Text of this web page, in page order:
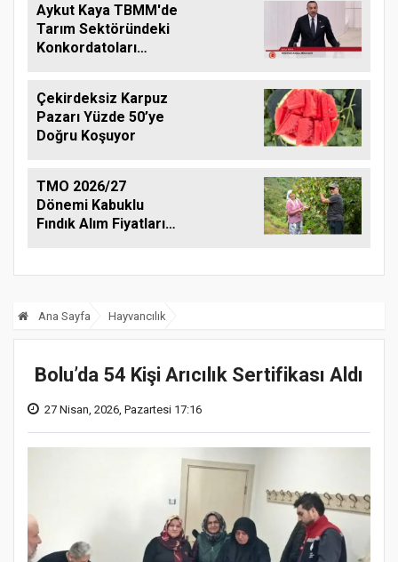
Aykut Kaya TBMM'de
Tarım Sektöründeki
Konkordatoları
Çekirdeksiz Karpuz
Pazarı Yüzde 50’ye
Doğru Koşuyor
TMO 2026/27
Dönemi Kabuklu
Fındık Alım Fiyatlarını
Ana Sayfa Hayvancılık
Bolu’da 54 Kişi Arıcılık Sertifikası Aldı
27 Nisan, 2026, Pazartesi 17:16